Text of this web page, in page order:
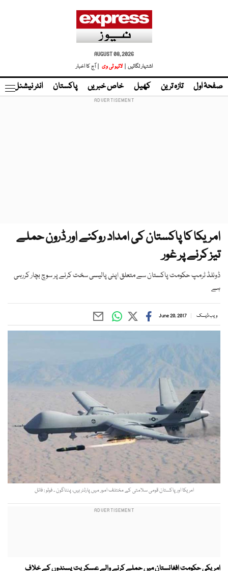
AUGUST 08, 2026
اشتہار لگائیں |
لائیو ٹی وی | آج کا اخبار
صفحۂ اول تازہ ترین کھیل خاص خبریں پاکستان انٹر نیشنل
امریکا کا پاکستان کی امداد روکنے اور ڈرون حملے
تیز کرنے پر غور
ڈونلڈ ٹرمپ حکومت پاکستان سے متعلق اپنی پالیسی سخت کرنے پر سوچ بچار کررہی
ہے
ویب ڈیسک June 20, 2017
امریکا اور پاکستان قومی سلامتی کے مختلف امور میں پارٹنر ہیں، پنٹاگون ۔ فوٹو : فائل
امریکی حکومت افغانستان میں حملے کرنے والے عسکریت پسندوں کے خلاف